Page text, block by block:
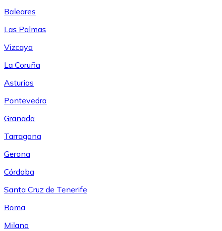
Baleares
Las Palmas
Vizcaya
La Coruña
Asturias
Pontevedra
Granada
Tarragona
Gerona
Córdoba
Santa Cruz de Tenerife
Roma
Milano